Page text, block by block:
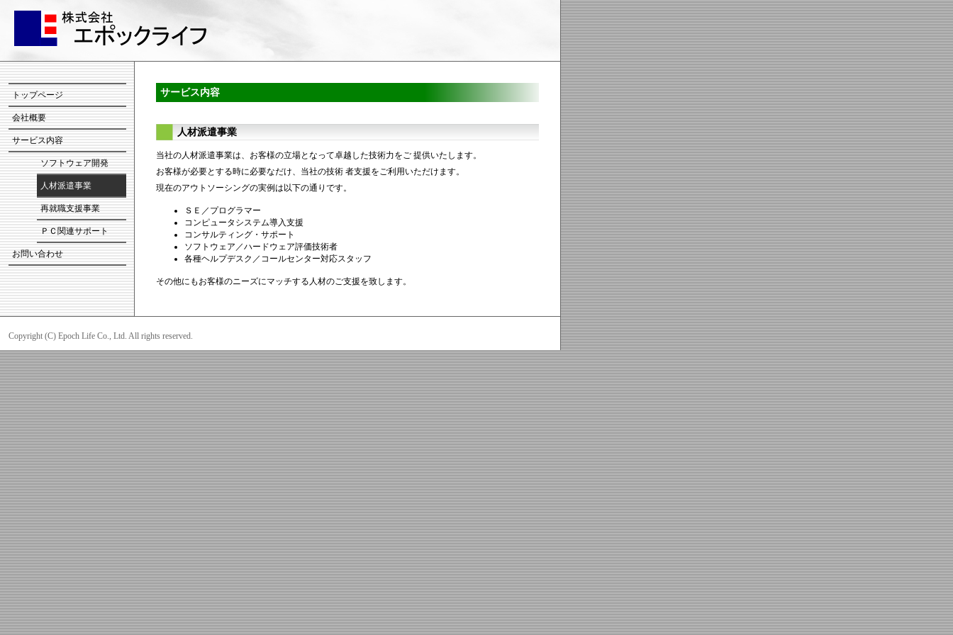
サービス内容
人材派遣事業
当社の人材派遣事業は、お客様の立場となって卓越した技術力をご 提供いたします。
お客様が必要とする時に必要なだけ、当社の技術 者支援をご利用いただけます。
現在のアウトソーシングの実例は以下の通りです。
ＳＥ／プログラマー
コンピュータシステム導入支援
コンサルティング・サポート
ソフトウェア／ハードウェア評価技術者
各種ヘルプデスク／コールセンター対応スタッフ
その他にもお客様のニーズにマッチする人材のご支援を致します。
トップページ
会社概要
サービス内容
ソフトウェア開発
人材派遣事業
再就職支援事業
ＰＣ関連サポート
お問い合わせ
Copyright (C) Epoch Life Co., Ltd. All rights reserved.